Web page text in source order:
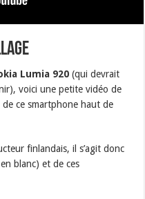
Lumia 920 (qui devrait
voici une petite vidéo de
ce smartphone haut de
finlandais, il s’agit donc
blanc) et de ces